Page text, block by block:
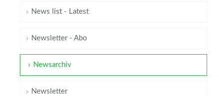
News list - Latest
Newsletter - Abo
Newsarchiv
Newsletter